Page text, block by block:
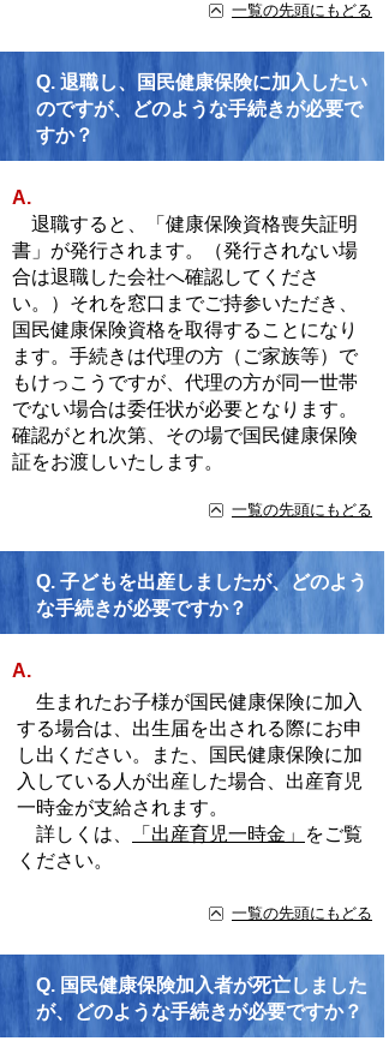
一覧の先頭にもどる
Q. 退職し、国民健康保険に加入したい
のですが、どのような手続きが必要で
すか？
A.
退職すると、「健康保険資格喪失証明
書」が発行されます。（発行されない場
合は退職した会社へ確認してくださ
い。）それを窓口までご持参いただき、
国民健康保険資格を取得することになり
ます。手続きは代理の方（ご家族等）で
もけっこうですが、代理の方が同一世帯
でない場合は委任状が必要となります。
確認がとれ次第、その場で国民健康保険
証をお渡しいたします。
一覧の先頭にもどる
Q. 子どもを出産しましたが、どのよう
な手続きが必要ですか？
A.
生まれたお子様が国民健康保険に加入
する場合は、出生届を出される際にお申
し出ください。また、国民健康保険に加
入している人が出産した場合、出産育児
一時金が支給されます。
詳しくは、
「出産育児一時金」
をご覧
ください。
一覧の先頭にもどる
Q. 国民健康保険加入者が死亡しました
が、どのような手続きが必要ですか？